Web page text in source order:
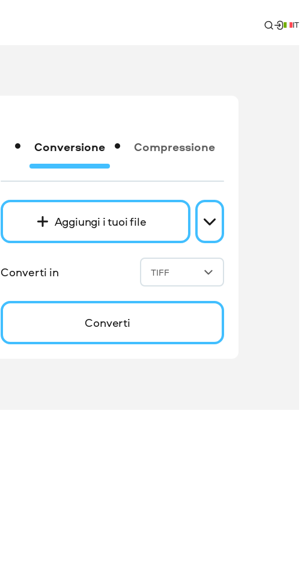
IT
Conversione Compressione
Aggiungi i tuoi file
Converti in TIFF
Converti